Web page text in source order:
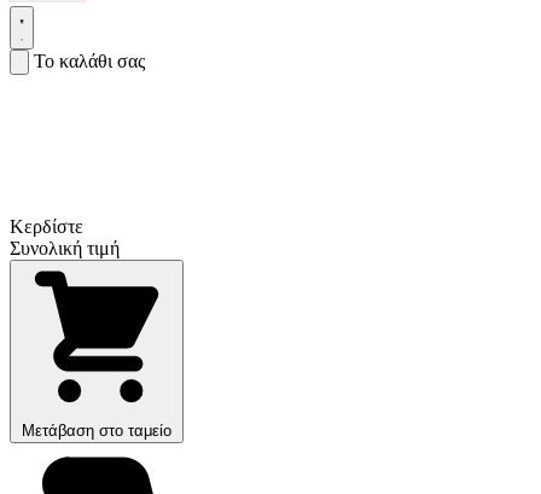
Το καλάθι σας
Κερδίστε
Συνολική τιμή
Μετάβαση στο ταμείο